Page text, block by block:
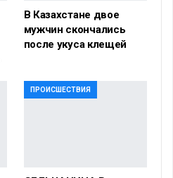
В Казахстане двое
мужчин скончались
после укуса клещей
ПРОИСШЕСТВИЯ